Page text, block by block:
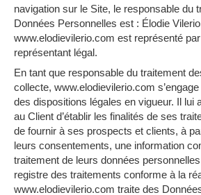
navigation sur le Site, le responsable du
Données Personnelles est : Élodie
www.elodievilerio.com est représenté
représentant légal.
En tant que responsable du traitement
collecte, www.elodievilerio.com
des dispositions légales en vigueur. Il lui
au Client d’établir les finalités de ses
de fournir à ses prospects et clients, à
leurs consentements, une information
traitement de leurs données
registre des traitements conforme à la
www.elodievilerio.com traite des